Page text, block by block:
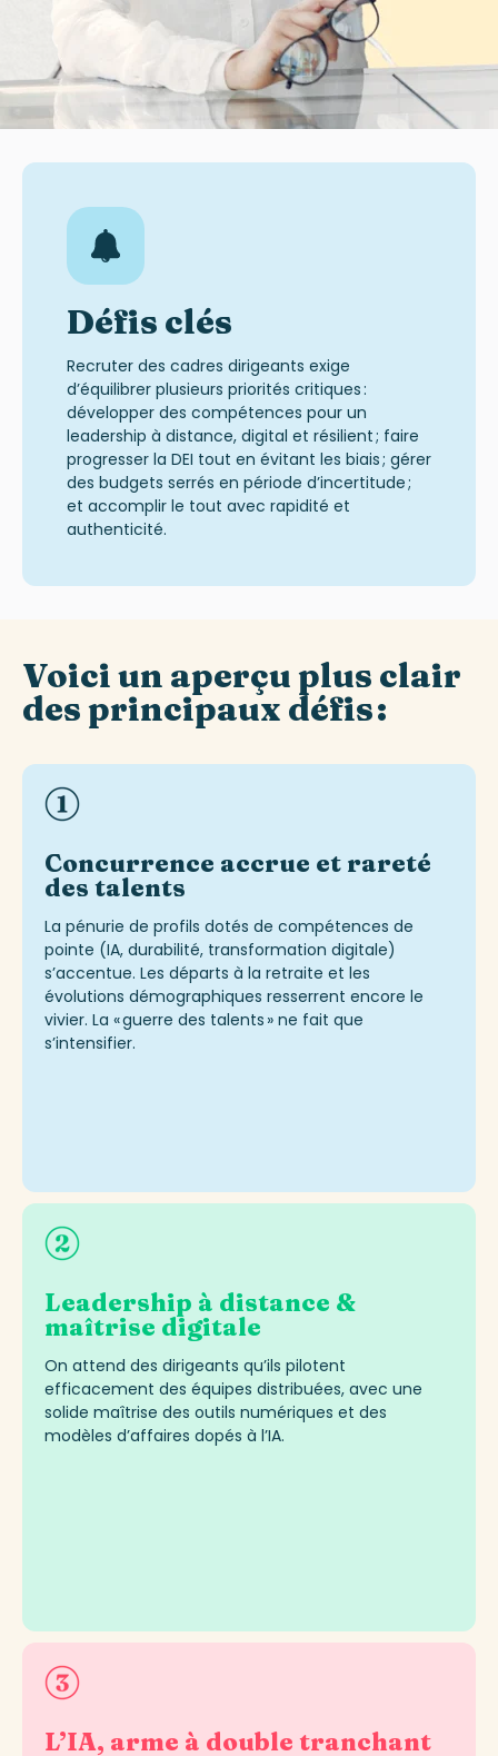
Défis clés
Recruter des cadres dirigeants exige
d’équilibrer plusieurs priorités critiques :
développer des compétences pour un
leadership à distance, digital et résilient ; faire
progresser la DEI tout en évitant les biais ; gérer
des budgets serrés en période d’incertitude ;
et accomplir le tout avec rapidité et
authenticité.
Voici un aperçu plus clair
des principaux défis :
Concurrence accrue et rareté
des talents
La pénurie de profils dotés de compétences de
pointe (IA, durabilité, transformation digitale)
s’accentue. Les départs à la retraite et les
évolutions démographiques resserrent encore le
vivier. La « guerre des talents » ne fait que
s’intensifier.
Leadership à distance &
maîtrise digitale
On attend des dirigeants qu’ils pilotent
efficacement des équipes distribuées, avec une
solide maîtrise des outils numériques et des
modèles d’affaires dopés à l’IA.
L’IA, arme à double tranchant